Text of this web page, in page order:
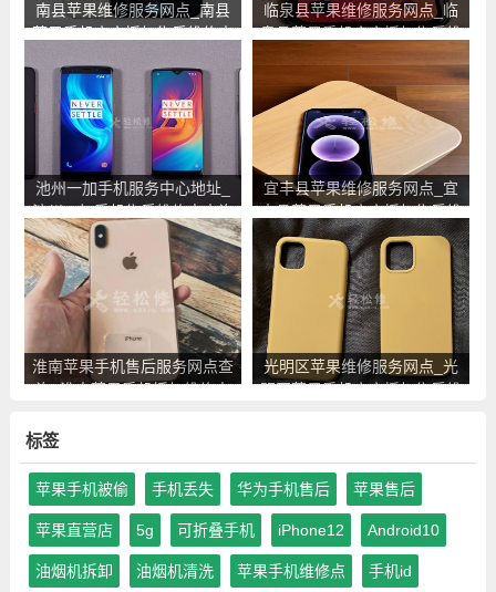
南县苹果维修服务网点_南县
苹果手机官方授权售后维修中
临泉县苹果维修服务网点_临
泉县苹果手机官方授权售后维
池州一加手机服务中心地址_
池州一加手机售后维修点查询
宜丰县苹果维修服务网点_宜
丰县苹果手机官方授权售后维
修中心地址电话
淮南苹果手机售后服务网点查
询_淮南苹果手机授权维修中
光明区苹果维修服务网点_光
明区苹果手机官方授权售后维
标签
苹果手机被偷 手机丢失 华为手机售后 苹果售后
苹果直营店 5g 可折叠手机 iPhone12 Android10
油烟机拆卸 油烟机清洗 苹果手机维修点 手机id